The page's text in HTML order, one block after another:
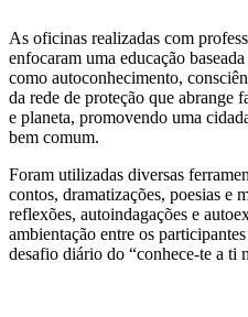
As oficinas realizadas com
enfocaram uma educação
como autoconhecimento,
da rede de proteção que abrange
e planeta, promovendo uma
bem comum.
Foram utilizadas diversas
contos, dramatizações, poesias e
reflexões, autoindagações e
ambientação entre os
desafio diário do “conhece-te a ti